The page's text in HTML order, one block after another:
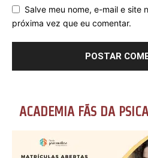
Salve meu nome, e-mail e site
próxima vez que eu comentar.
ACADEMIA FÃS DA